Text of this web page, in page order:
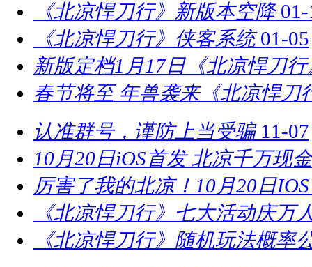
《北凉悍刀行》新版本空降
《北凉悍刀行》侠客系统 01-05
新版定档1月17日《北凉悍刀
春节将至 年兽袭来《北凉悍刀
认准群号，谨防上当受骗 11-07
10月20日iOS首发 北凉千万现
厉害了我的北凉！10月20日
《北凉悍刀行》七大活动庆万
《北凉悍刀行》随机玩法概率